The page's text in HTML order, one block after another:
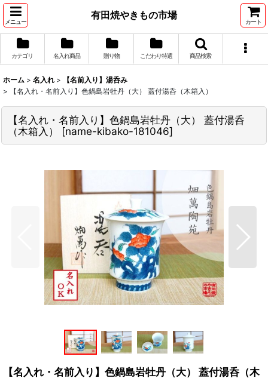
メニュー
有田焼やきもの市場
カート
カテゴリ 名入れ商品 贈り物 こだわり特選 商品検索
ホーム > 名入れ >
【名前入り】湯呑み
>
【名入れ・名前入り】色鍋島岩牡丹（大） 蓋付湯呑（木箱入）
【名入れ・名前入り】色鍋島岩牡丹（大） 蓋付湯呑
（木箱入）
[name-kibako-181046]
【名入れ・名前入り】色鍋島岩牡丹（大） 蓋付湯呑（木